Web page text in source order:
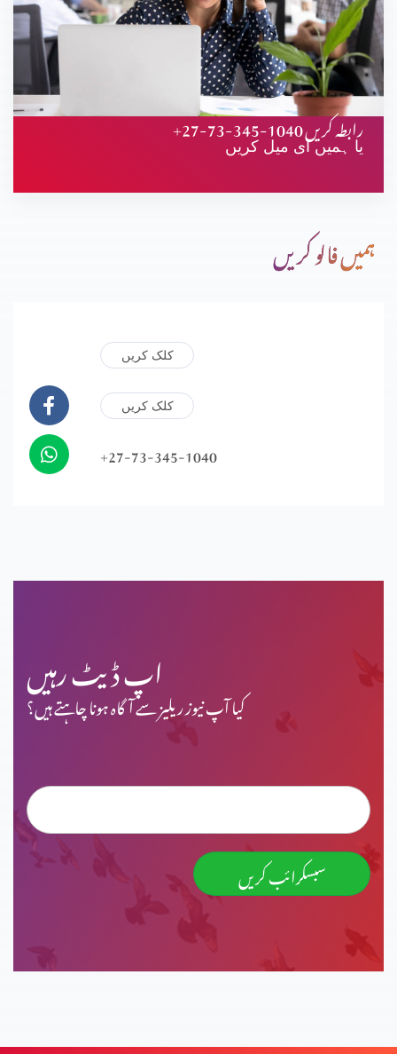
+27-73-345-1040 رابطہ کریں
یا ہمیں ای میل کریں
ہمیں فالو کریں
کلک کریں
کلک کریں
+27-73-345-1040
اپ ڈیٹ رہیں
کیا آپ نیوز ریلیز سے آگاہ ہونا چاہتے ہیں؟
سبسکرائب کریں